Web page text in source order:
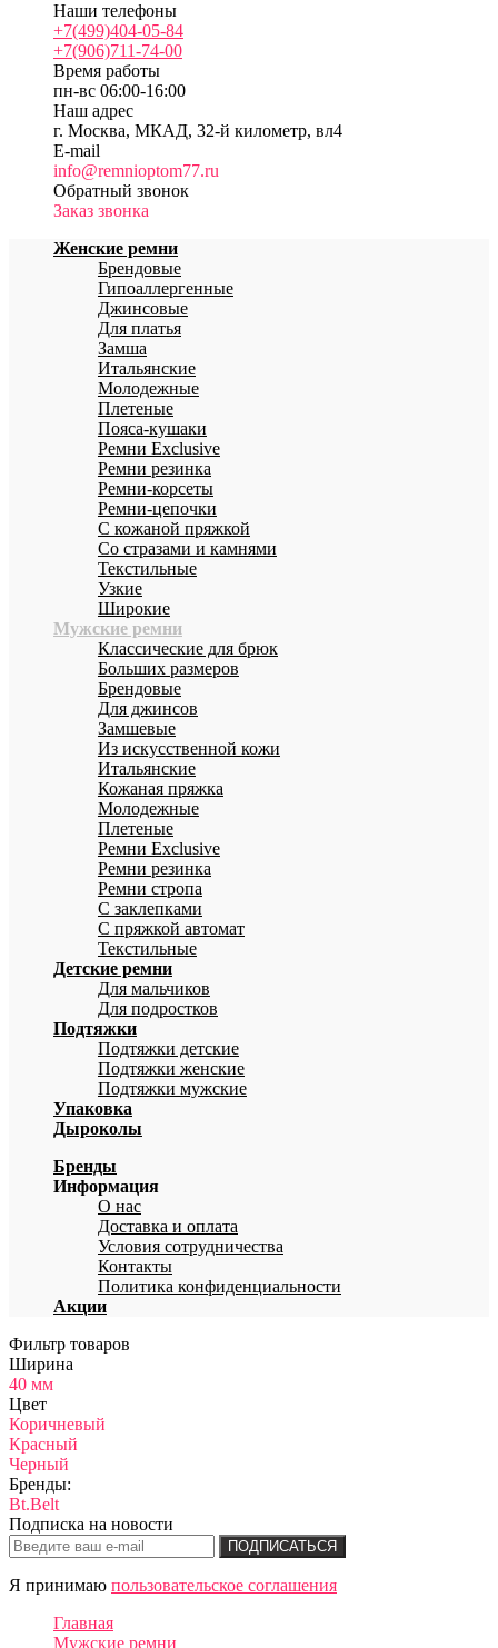
Наши телефоны
+7(499)404-05-84
+7(906)711-74-00
Время работы
пн-вс 06:00-16:00
Наш адрес
г. Москва, МКАД, 32-й километр, вл4
E-mail
info@remnioptom77.ru
Обратный звонок
Заказ звонка
Женские ремни
Брендовые
Гипоаллергенные
Джинсовые
Для платья
Замша
Итальянские
Молодежные
Плетеные
Пояса-кушаки
Ремни Exclusive
Ремни резинка
Ремни-корсеты
Ремни-цепочки
С кожаной пряжкой
Со стразами и камнями
Текстильные
Узкие
Широкие
Мужские ремни
Классические для брюк
Больших размеров
Брендовые
Для джинсов
Замшевые
Из искусственной кожи
Итальянские
Кожаная пряжка
Молодежные
Плетеные
Ремни Exclusive
Ремни резинка
Ремни стропа
С заклепками
С пряжкой автомат
Текстильные
Детские ремни
Для мальчиков
Для подростков
Подтяжки
Подтяжки детские
Подтяжки женские
Подтяжки мужские
Упаковка
Дыроколы
Бренды
Информация
О нас
Доставка и оплата
Условия сотрудничества
Контакты
Политика конфиденциальности
Акции
Фильтр товаров
Ширина
40 мм
Цвет
Коричневый
Красный
Черный
Бренды:
Bt.Belt
Подписка на новости
ПОДПИСАТЬСЯ
Я принимаю пользовательское соглашения
Главная
Мужские ремни